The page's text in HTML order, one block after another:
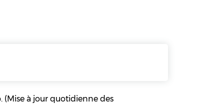
(Mise à jour quotidienne des